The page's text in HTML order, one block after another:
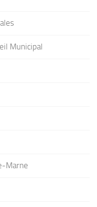
Municipal
Marne